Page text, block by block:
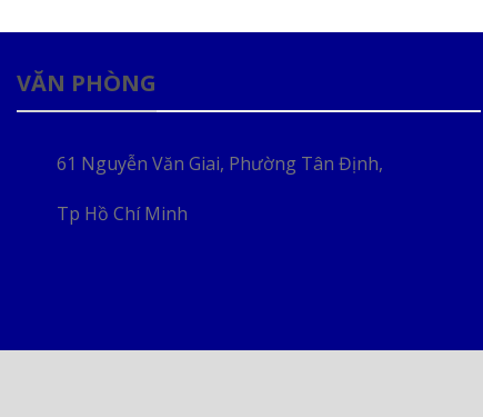
VĂN PHÒNG
61 Nguyễn Văn Giai, Phường Tân Định,
Tp Hồ Chí Minh